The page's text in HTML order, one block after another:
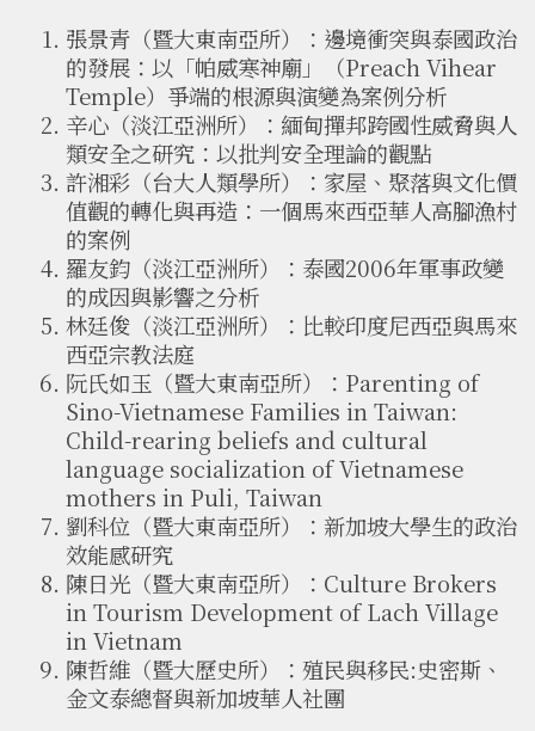
張景青（暨大東南亞所）：邊境衝突與泰國政治
的發展：以「帕威寒神廟」（Preach Vihear
Temple）爭端的根源與演變為案例分析
辛心（淡江亞洲所）：緬甸撣邦跨國性威脅與人
類安全之研究：以批判安全理論的觀點
許湘彩（台大人類學所）：家屋、聚落與文化價
值觀的轉化與再造：一個馬來西亞華人高腳漁村
的案例
羅友鈞（淡江亞洲所）：泰國2006年軍事政變
的成因與影響之分析
林廷俊（淡江亞洲所）：比較印度尼西亞與馬來
西亞宗教法庭
阮氏如玉（暨大東南亞所）：Parenting of
Sino-Vietnamese Families in Taiwan:
Child-rearing beliefs and cultural
language socialization of Vietnamese
mothers in Puli, Taiwan
劉科位（暨大東南亞所）：新加坡大學生的政治
效能感研究
陳日光（暨大東南亞所）：Culture Brokers
in Tourism Development of Lach Village
in Vietnam
陳哲維（暨大歷史所）：殖民與移民:史密斯、
金文泰總督與新加坡華人社團